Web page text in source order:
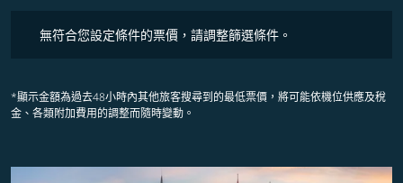
無符合您設定條件的票價，請調整篩選條件。
*顯示金額為過去48小時內其他旅客搜尋到的最低票價，將可能依機位供應及稅
金、各類附加費用的調整而隨時變動。